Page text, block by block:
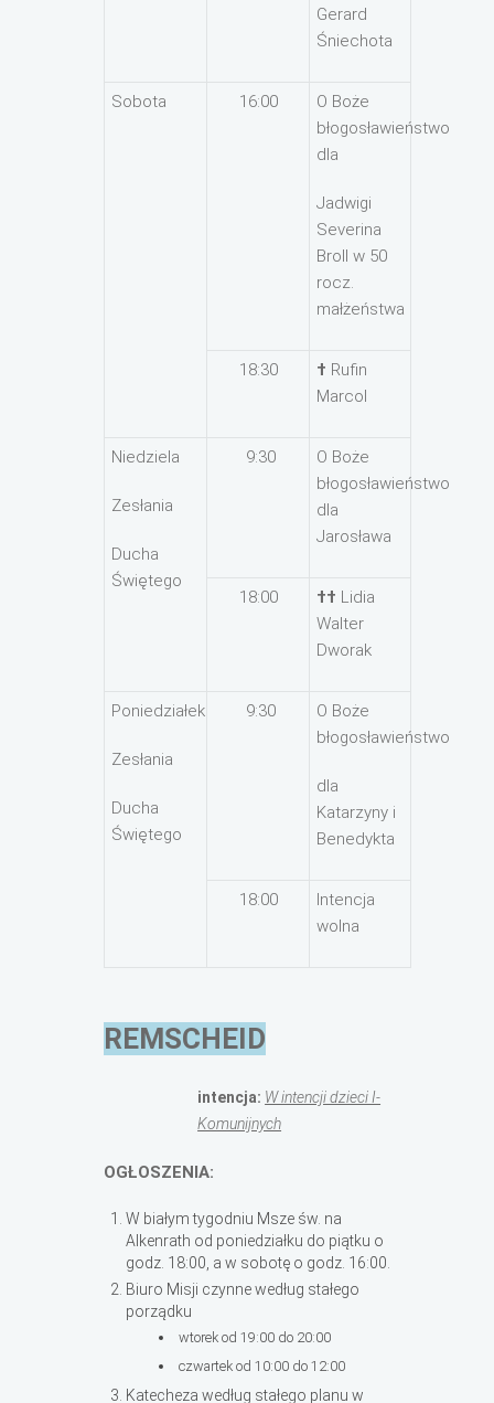
Gerard
Śniechota
Sobota 16:00
O Boże
błogosławieństwo
dla
Jadwigi
Severina
Broll w 50
rocz.
małżeństwa
18:30 † Rufin
Marcol
Niedziela
Zesłania
Ducha
Świętego
9:30
O Boże
błogosławieństwo
dla
Jarosława
18:00 †† Lidia
Walter
Dworak
Poniedziałek
Zesłania
Ducha
Świętego
9:30
O Boże
błogosławieństwo
dla
Katarzyny i
Benedykta
18:00
Intencja
wolna
REMSCHEID
intencja: W intencji dzieci I-
Komunijnych
OGŁOSZENIA:
W białym tygodniu Msze św. na
Alkenrath od poniedziałku do piątku o
godz. 18:00, a w sobotę o godz. 16:00.
Biuro Misji czynne według stałego
porządku
wtorek od 19:00 do 20:00
czwartek od 10:00 do 12:00
Katecheza według stałego planu w